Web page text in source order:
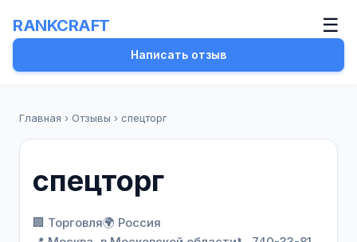
RANKCRAFT ☰
Написать отзыв
Главная › Отзывы › спецторг
спецторг
🏢 Торговля🌍 Россия